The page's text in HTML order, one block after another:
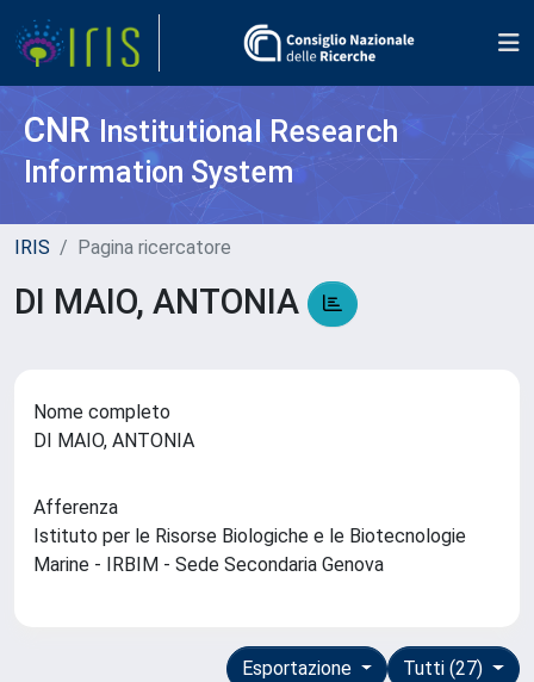
CNR Institutional Research
Information System
IRIS Pagina ricercatore
DI MAIO, ANTONIA
Nome completo
DI MAIO, ANTONIA
Afferenza
Istituto per le Risorse Biologiche e le Biotecnologie
Marine - IRBIM - Sede Secondaria Genova
Tutti (27)
Esportazione